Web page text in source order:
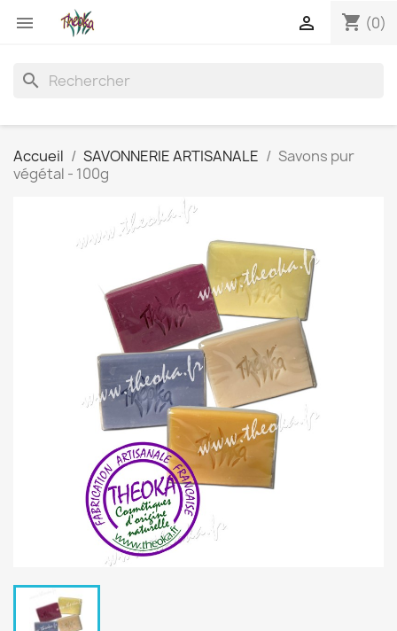
 shopping_cart (0)

search
Accueil SAVONNERIE ARTISANALE
Savons pur
végétal - 100g